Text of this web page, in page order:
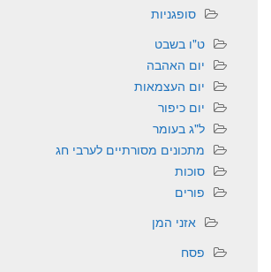
סופגניות
ט"ו בשבט
יום האהבה
יום העצמאות
יום כיפור
ל"ג בעומר
מתכונים מסורתיים לערבי חג
סוכות
פורים
אזני המן
פסח